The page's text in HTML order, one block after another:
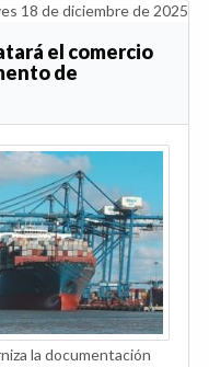
18 de diciembre de 2025
el comercio
de
la documentación